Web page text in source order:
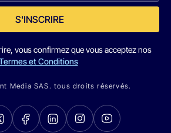
S'INSCRIRE
vous confirmez que vous acceptez nos
et Conditions
Media SAS. tous droits réservés.